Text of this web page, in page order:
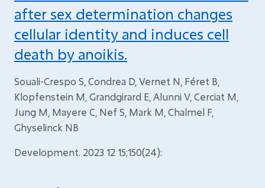
after sex determination changes
cellular identity and induces cell
death by anoikis.
Souali-Crespo S, Condrea D, Vernet N, Féret B,
Klopfenstein M, Grandgirard E, Alunni V, Cerciat M,
Jung M, Mayere C, Nef S, Mark M, Chalmel F,
Ghyselinck NB
Development. 2023 12 15;150(24):